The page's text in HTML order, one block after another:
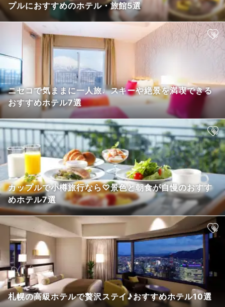
プルにおすすめのホテル・旅館5選
ニセコで気ままに一人旅♩スキーや絶景を満喫できる
おすすめホテル7選
カップルで小樽旅行なら♡景色と朝食が自慢のおすす
めホテル7選
札幌の高級ホテルで贅沢ステイ♪おすすめホテル10選